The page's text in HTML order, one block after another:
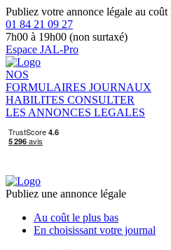
Publiez votre annonce légale au coût
01 84 21 09 27
7h00 à 19h00 (non surtaxé)
Espace JAL-Pro
NOS
FORMULAIRES JOURNAUX
HABILITES CONSULTER
LES ANNONCES LEGALES
Publiez une annonce légale
Au coût le plus bas
En choisissant votre journal